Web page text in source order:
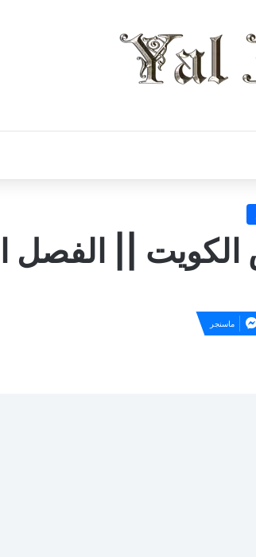
جانبي
|| الفصل
ماسنجر